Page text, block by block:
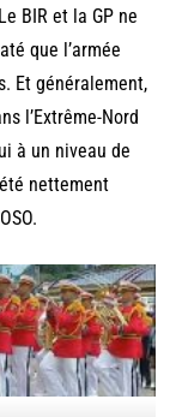
BIR et la GP ne
que l’armée
Et généralement,
l’Extrême-Nord
à un niveau de
nettement